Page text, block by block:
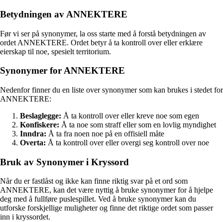
Betydningen av ANNEKTERE
Før vi ser på synonymer, la oss starte med å forstå betydningen av
ordet ANNEKTERE. Ordet betyr å ta kontroll over eller erklære
eierskap til noe, spesielt territorium.
Synonymer for ANNEKTERE
Nedenfor finner du en liste over synonymer som kan brukes i stedet for
ANNEKTERE:
Beslaglegge: Å ta kontroll over eller kreve noe som egen
Konfiskere: Å ta noe som straff eller som en lovlig myndighet
Inndra: Å ta fra noen noe på en offisiell måte
Overta: Å ta kontroll over eller overgi seg kontroll over noe
Bruk av Synonymer i Kryssord
Når du er fastlåst og ikke kan finne riktig svar på et ord som
ANNEKTERE, kan det være nyttig å bruke synonymer for å hjelpe
deg med å fullføre puslespillet. Ved å bruke synonymer kan du
utforske forskjellige muligheter og finne det riktige ordet som passer
inn i kryssordet.